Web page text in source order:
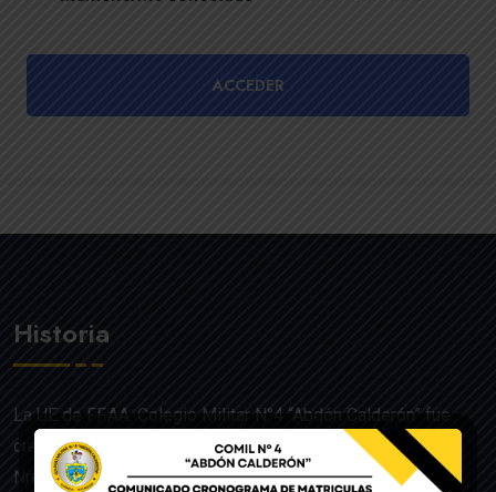
ACCEDER
Historia
La UE de FF.AA. Colegio Militar N°4 “Abdón Calderón” fue
creado mediante Acuerdo Ministerial de la Orden General
Nro. 140, dado en Quito el 22 de julio del año 1992 y